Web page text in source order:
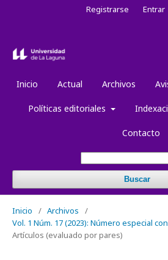
Inicio Actual Archivos
Políticas editoriales
Contacto
Buscar
Registrarse Entrar
Inicio / Archivos
/
Vol. 1 Núm. 17 (2023): Número especial
Artículos (evaluado por pares)